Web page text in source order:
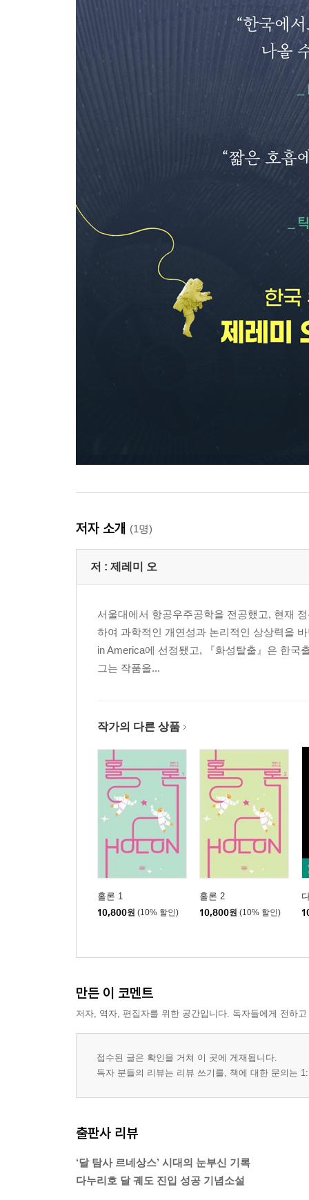
저자 소개 (1명)
저 : 제레미 오
서울대에서 항공우주공학을 전공했고, 현재
하여 과학적인 개연성과 논리적인 상상력을
in America에 선정됐고, 『화성탈출』은 한국
그는 작품을...
작가의 다른 상품
홀론 1
10,800원 (10% 할인)
홀론 2
10,800원 (10% 할인)
만든 이 코멘트
저자, 역자, 편집자를 위한 공간입니다. 독자들에게 전하
접수된 글은 확인을 거쳐 이 곳에 게재됩니다.
독자 분들의 리뷰는 리뷰 쓰기를, 책에 대한 문의는
출판사 리뷰
‘달 탐사 르네상스’ 시대의 눈부신 기록
다누리호 달 궤도 진입 성공 기념소설